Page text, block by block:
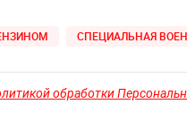
СПЕЦИАЛЬНАЯ
обработки